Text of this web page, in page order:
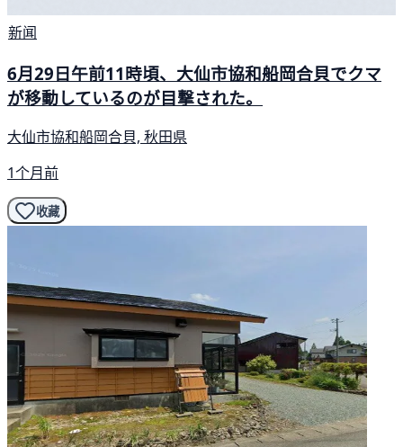
新闻
6月29日午前11時頃、大仙市協和船岡合貝でクマ
が移動しているのが目撃された。
大仙市協和船岡合貝, 秋田県
1个月前
收藏